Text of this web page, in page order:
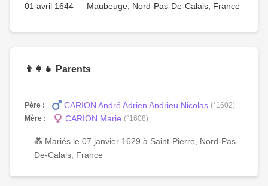
01 avril 1644 — Maubeuge, Nord-Pas-De-Calais, France
👨‍👩‍👧 Parents
Père : CARION André Adrien Andrieu Nicolas (°1602)
Mère :
CARION Marie (°1608)
💑 Mariés le 07 janvier 1629 à Saint-Pierre, Nord-Pas-
De-Calais, France